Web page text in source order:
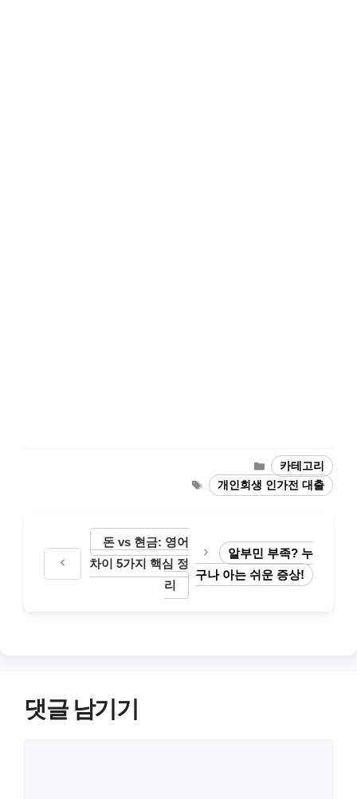
카
테
고
카테고리
태
그
개인회생 인가전 대출
돈 vs 현금: 영어
차이 5가지 핵심 정
리
알부민 부족? 누
구나 아는 쉬운 증상!
댓글 남기기